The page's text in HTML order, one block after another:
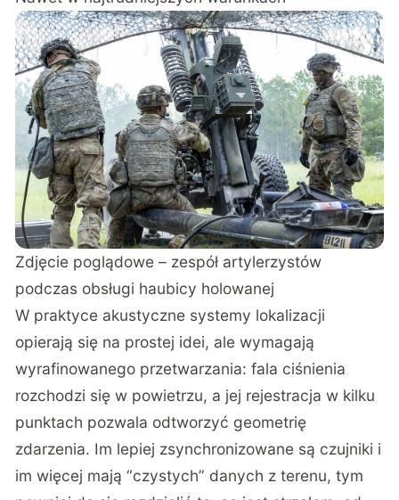
Zdjęcie poglądowe – zespół artylerzystów
podczas obsługi haubicy holowanej
W praktyce akustyczne systemy lokalizacji
opierają się na prostej idei, ale wymagają
wyrafinowanego przetwarzania: fala ciśnienia
rozchodzi się w powietrzu, a jej rejestracja w kilku
punktach pozwala odtworzyć geometrię
zdarzenia. Im lepiej zsynchronizowane są czujniki i
im więcej mają “czystych” danych z terenu, tym